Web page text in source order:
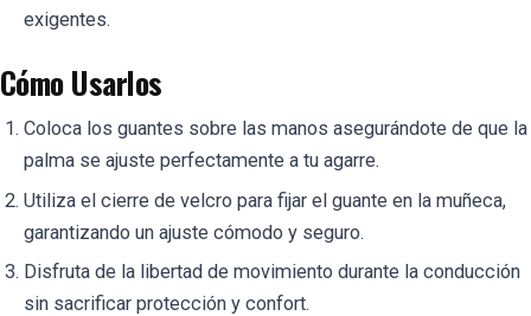
exigentes.
Cómo Usarlos
Coloca los guantes sobre las manos asegurándote de que la
palma se ajuste perfectamente a tu agarre.
Utiliza el cierre de velcro para fijar el guante en la muñeca,
garantizando un ajuste cómodo y seguro.
Disfruta de la libertad de movimiento durante la conducción
sin sacrificar protección y confort.